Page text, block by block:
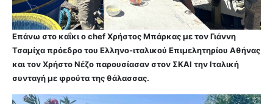
Επάνω στο καΐκι ο chef Χρήστος Μπάρκας με τον Γιάννη
Τσαμίχα πρόεδρο του Ελληνο-ιταλικού Επιμελητηρίου Αθήνας
και τον Χρήστο Νέζο παρουσίασαν στον ΣΚΑΙ την Ιταλική
συνταγή με φρούτα της θάλασσας.